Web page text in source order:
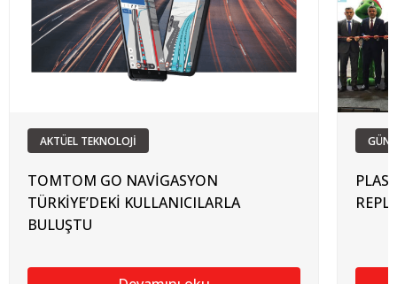
AKTÜEL TEKNOLOJİ
TOMTOM GO NAVİGASYON
TÜRKİYE’DEKİ KULLANICILARLA
BULUŞTU